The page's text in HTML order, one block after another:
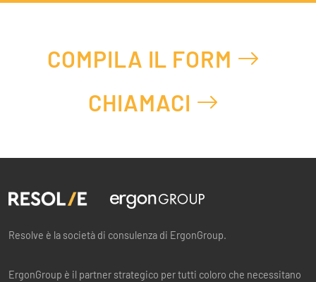
COMPILA IL FORM
CHIAMACI
Resolve è la società di consulenza di ErgonGroup.
ErgonGroup è il partner strategico per tutti coloro che necessitano